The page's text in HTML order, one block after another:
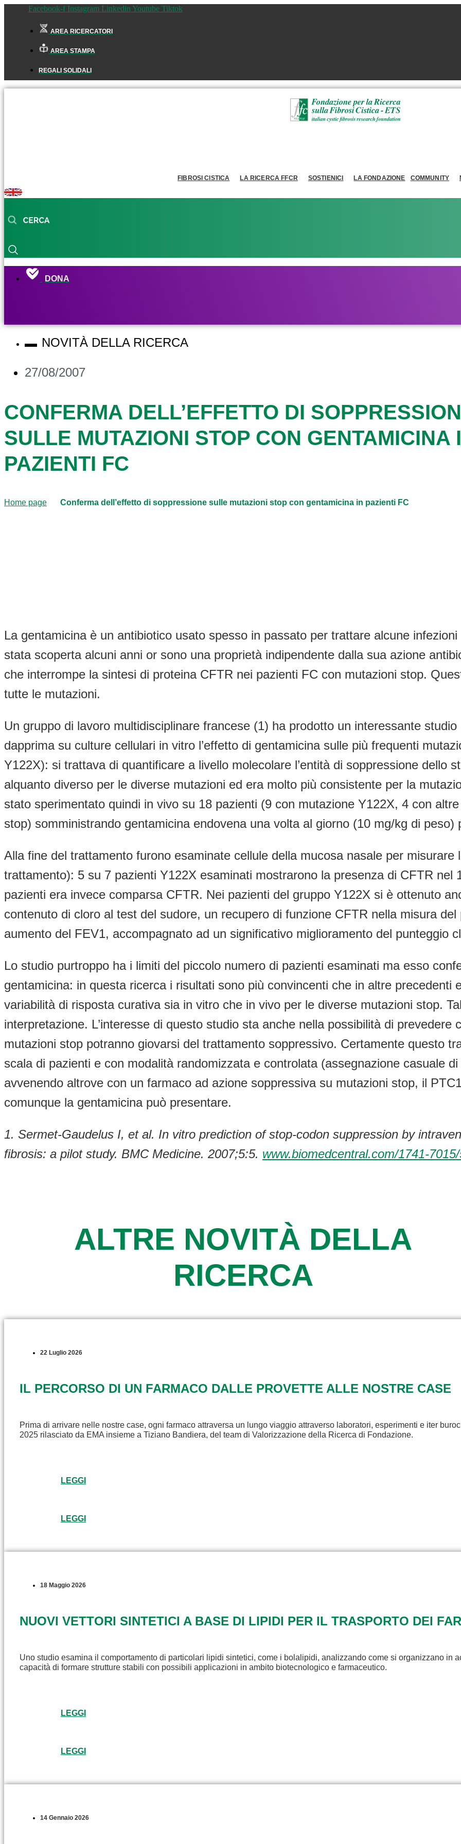
Facebook-f Instagram Linkedin Youtube Tiktok
AREA RICERCATORI
AREA STAMPA
REGALI SOLIDALI
FIBROSI CISTICA LA RICERCA FFCR SOSTIENICI LA FONDAZIONE COMMUNITY
DONA
NOVITÀ DELLA RICERCA
27/08/2007
CONFERMA DELL’EFFETTO DI
SULLE MUTAZIONI STOP CON GENTAMICINA
PAZIENTI FC
Home page Conferma dell’effetto di soppressione sulle mutazioni stop con gentamicina in pazienti FC
La gentamicina è un antibiotico usato spesso in passato per trattare alcune
stata scoperta alcuni anni or sono una proprietà indipendente dalla sua azione
che interrompe la sintesi di proteina CFTR nei pazienti FC con mutazioni stop.
tutte le mutazioni.
Un gruppo di lavoro multidisciplinare francese (1) ha prodotto un interessante
dapprima su culture cellulari in vitro l’effetto di gentamicina sulle più frequenti
Y122X): si trattava di quantificare a livello molecolare l’entità di soppressione dello
alquanto diverso per le diverse mutazioni ed era molto più consistente per la
stato sperimentato quindi in vivo su 18 pazienti (9 con mutazione Y122X, 4 con
stop) somministrando gentamicina endovena una volta al giorno (10 mg/kg di peso)
Alla fine del trattamento furono esaminate cellule della mucosa nasale per
trattamento): 5 su 7 pazienti Y122X esaminati mostrarono la presenza di CFTR nel
pazienti era invece comparsa CFTR. Nei pazienti del gruppo Y122X si è ottenuto
contenuto di cloro al test del sudore, un recupero di funzione CFTR nella misura
aumento del FEV1, accompagnato ad un significativo miglioramento del punteggio
Lo studio purtroppo ha i limiti del piccolo numero di pazienti esaminati ma esso
gentamicina: in questa ricerca i risultati sono più convincenti che in altre precedenti
variabilità di risposta curativa sia in vitro che in vivo per le diverse mutazioni stop.
interpretazione. L’interesse di questo studio sta anche nella possibilità di prevedere
mutazioni stop potranno giovarsi del trattamento soppressivo. Certamente questo
scala di pazienti e con modalità randomizzata e controlata (assegnazione casuale
avvenendo altrove con un farmaco ad azione soppressiva su mutazioni stop, il
comunque la gentamicina può presentare.
1. Sermet-Gaudelus I, et al. In vitro prediction of stop-codon suppression by
fibrosis: a pilot study. BMC Medicine. 2007;5:5. www.biomedcentral.com/1741-
ALTRE NOVITÀ DELLA
RICERCA
22 Luglio 2026
IL PERCORSO DI UN FARMACO DALLE PROVETTE ALLE NOSTRE CASE
Prima di arrivare nelle nostre case, ogni farmaco attraversa un lungo viaggio attraverso laboratori, esperimenti e iter
2025 rilasciato da EMA insieme a Tiziano Bandiera, del team di Valorizzazione della Ricerca di Fondazione.
LEGGI
LEGGI
18 Maggio 2026
NUOVI VETTORI SINTETICI A BASE DI LIPIDI PER IL TRASPORTO DEI
Uno studio esamina il comportamento di particolari lipidi sintetici, come i bolalipidi, analizzando come si organizzano in
capacità di formare strutture stabili con possibili applicazioni in ambito biotecnologico e farmaceutico.
LEGGI
LEGGI
14 Gennaio 2026